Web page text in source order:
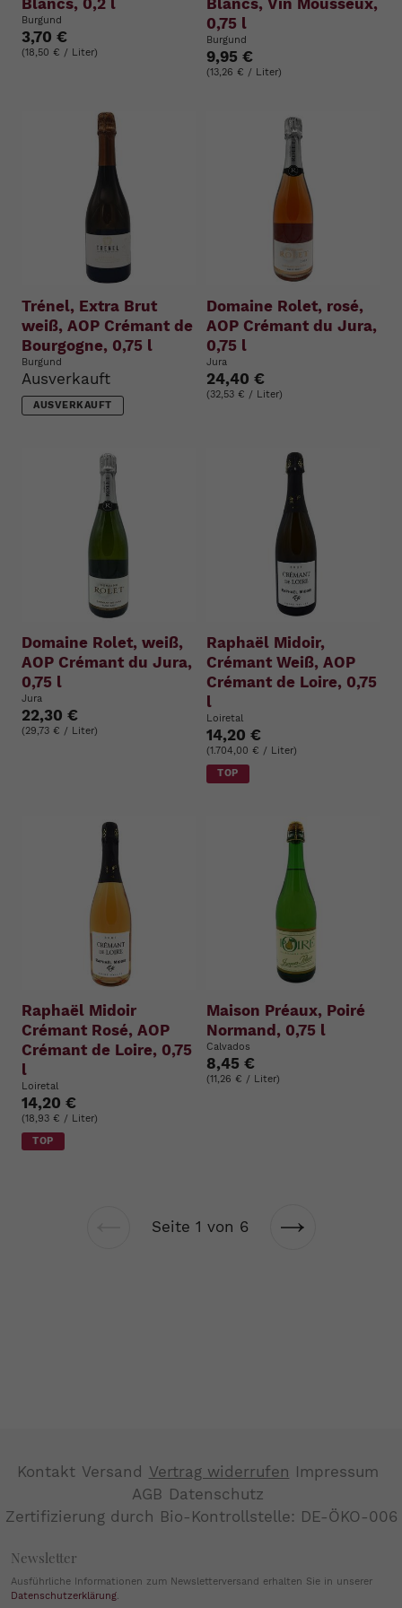
Burgund
3,70 €
(18,50 € / Liter)
0,75 l
Burgund
9,95 €
(13,26 € / Liter)
Trénel, Extra Brut
weiß, AOP Crémant de
Bourgogne, 0,75 l
Burgund
Ausverkauft
AUSVERKAUFT
Domaine Rolet, rosé,
AOP Crémant du Jura,
0,75 l
Jura
24,40 €
(32,53 € / Liter)
Domaine Rolet, weiß,
AOP Crémant du Jura,
0,75 l
Jura
22,30 €
(29,73 € / Liter)
Raphaël Midoir,
Crémant Weiß, AOP
Crémant de Loire, 0,75
l
Loiretal
14,20 €
(1.704,00 € / Liter)
TOP
Raphaël Midoir
Crémant Rosé, AOP
Crémant de Loire, 0,75
l
Loiretal
14,20 €
(18,93 € / Liter)
TOP
Maison Préaux, Poiré
Normand, 0,75 l
Calvados
8,45 €
(11,26 € / Liter)
Vorherige
Seite 1 von 6
Nächste
Kontakt Versand Vertrag widerrufen Impressum
AGB Datenschutz
Zertifizierung durch Bio-Kontrollstelle: DE-ÖKO-006
Newsletter
Ausführliche Informationen zum Newsletterversand erhalten Sie in unserer
Datenschutzerklärung.